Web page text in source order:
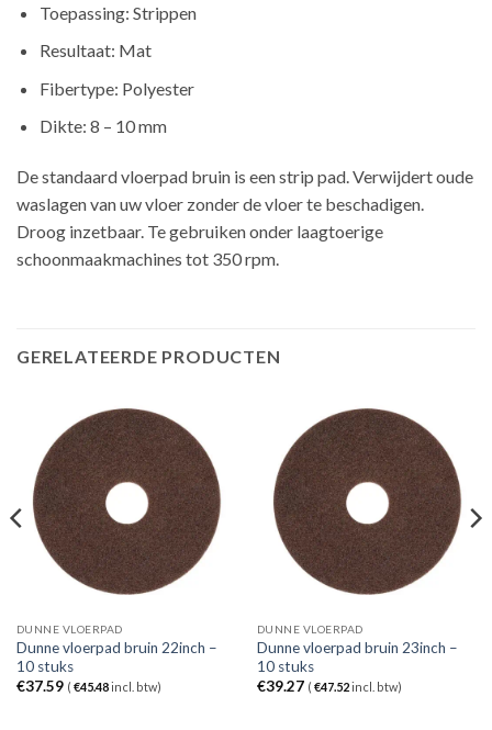
Toepassing: Strippen
Resultaat: Mat
Fibertype: Polyester
Dikte: 8 – 10 mm
De standaard vloerpad bruin is een strip pad. Verwijdert oude
waslagen van uw vloer zonder de vloer te beschadigen.
Droog inzetbaar. Te gebruiken onder laagtoerige
schoonmaakmachines tot 350 rpm.
GERELATEERDE PRODUCTEN
DUNNE VLOERPAD
Dunne vloerpad bruin 22inch –
10 stuks
€37.59 ( €45.48incl. btw)
DUNNE VLOERPAD
Dunne vloerpad bruin 23inch –
10 stuks
€39.27 ( €47.52incl. btw)